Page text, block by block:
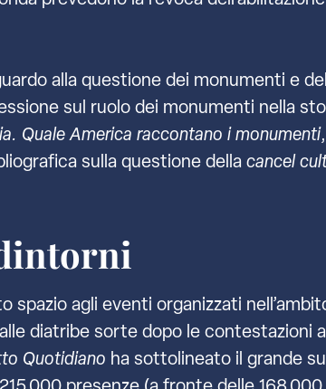
alla questione dei monumenti e
sul ruolo dei monumenti nella
Quale America raccontano i monumenti
sulla questione della cancel
spazio agli eventi organizzati
diatribe sorte dopo le contestazioni
Quotidiano ha sottolineato il grande